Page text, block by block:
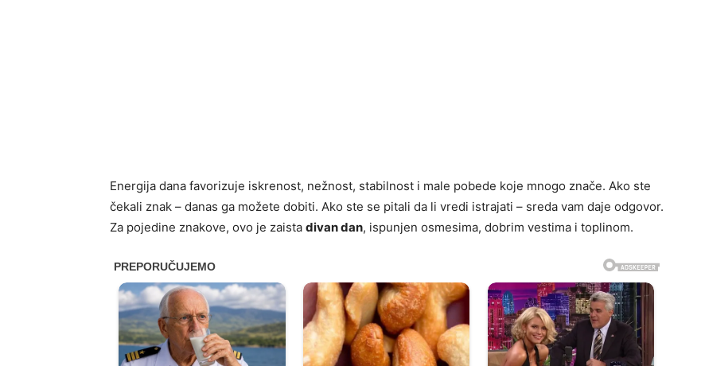
Energija dana favorizuje iskrenost, nežnost, stabilnost i male pobede koje mnogo znače. Ako ste
čekali znak – danas ga možete dobiti. Ako ste se pitali da li vredi istrajati – sreda vam daje odgovor.
Za pojedine znakove, ovo je zaista divan dan, ispunjen osmesima, dobrim vestima i toplinom.